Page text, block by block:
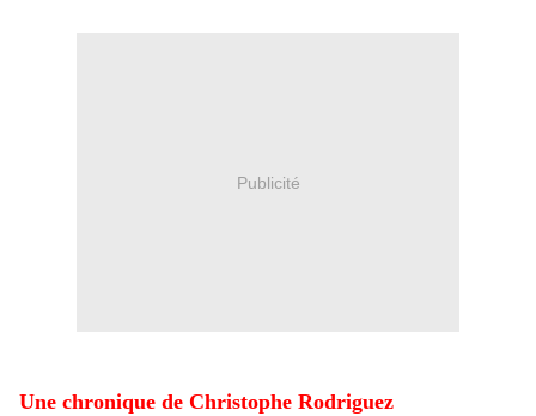
Publicité
Une chronique de Christophe Rodriguez